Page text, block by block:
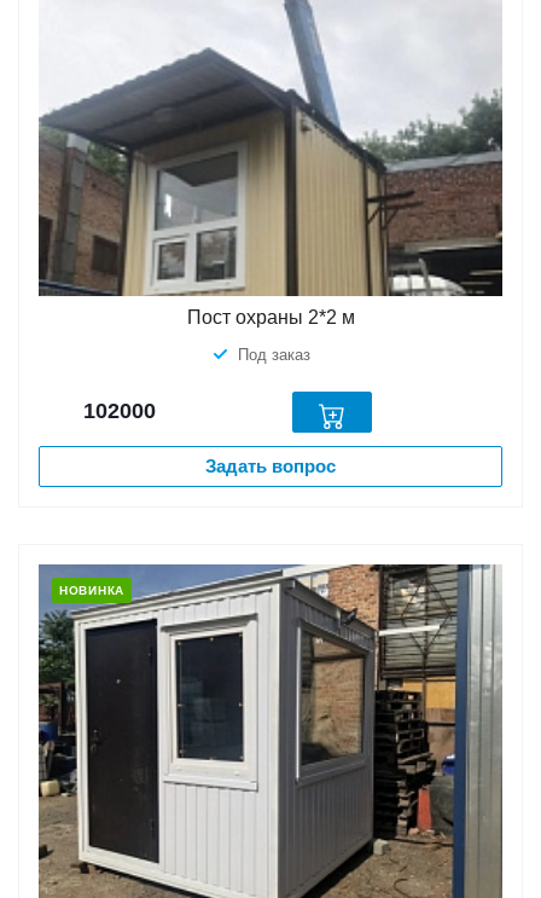
Пост охраны 2*2 м
Под заказ
102000
Задать вопрос
НОВИНКА